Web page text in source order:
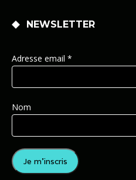
NEWSLETTER
Adresse email *
Nom